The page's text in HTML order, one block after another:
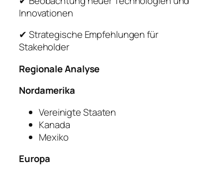
Innovationen
✔ Strategische Empfehlungen für
Stakeholder
Regionale Analyse
Nordamerika
Vereinigte Staaten
Kanada
Mexiko
Europa